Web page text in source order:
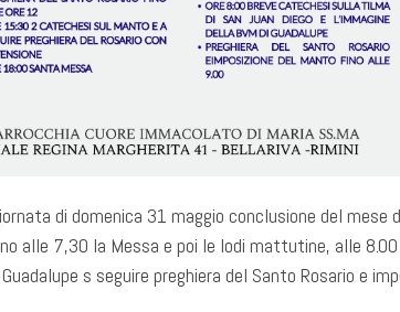
di domenica 31 maggio conclusione del mese
alle 7,30 la Messa e poi le lodi mattutine, alle
Guadalupe s seguire preghiera del Santo Rosario e